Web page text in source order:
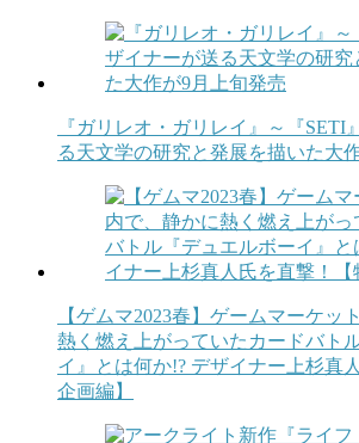
『ガリレオ・ガリレイ』～『SETI
る天文学の研究と発展を描いた大
【ゲムマ2023春】ゲームマーケッ
熱く燃え上がっていたカードバト
イ』とは何か!? デザイナー上杉真
企画編】